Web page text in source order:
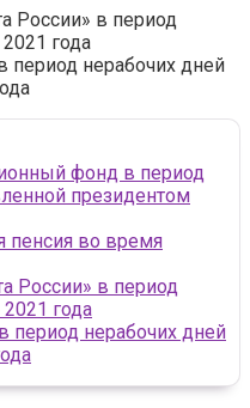
России» в период
года
период нерабочих дней
фонд в период
президентом
пенсия во время
России» в период
года
период нерабочих дней